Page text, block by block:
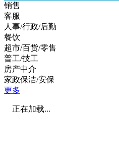
销售
客服
人事/行政/后勤
餐饮
超市/百货/零售
普工/技工
房产中介
家政保洁/安保
更多
正在加载...